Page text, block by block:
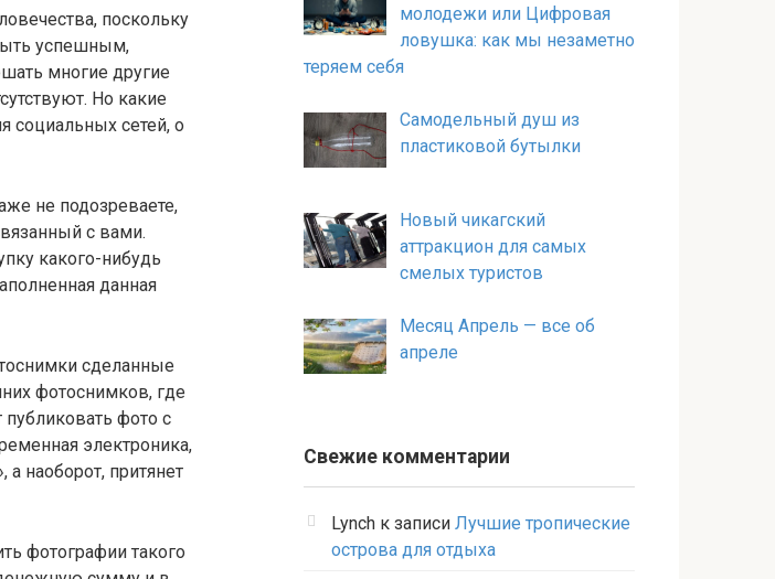
поскольку
успешным,
многие другие
Но какие
социальных сетей, о
не подозреваете,
с вами.
какого-нибудь
данная
сделанные
фотоснимков, где
публиковать фото с
электроника,
наоборот, притянет
фотографии такого
молодежи или Цифровая
ловушка: как мы незаметно
теряем себя
Самодельный душ из
пластиковой бутылки
Новый чикагский
аттракцион для самых
смелых туристов
Месяц Апрель — все об
апреле
Свежие комментарии
Lynch к записи Лучшие тропические
острова для отдыха